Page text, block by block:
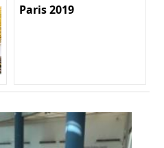
Paris 2019